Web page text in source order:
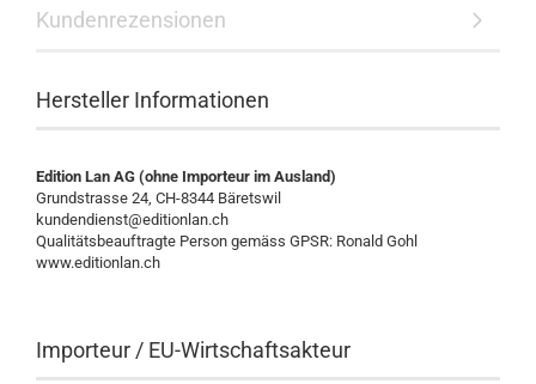
Kundenrezensionen
Hersteller Informationen
Edition Lan AG (ohne Importeur im Ausland)
Grundstrasse 24, CH-8344 Bäretswil
kundendienst@editionlan.ch
Qualitätsbeauftragte Person gemäss GPSR: Ronald Gohl
www.editionlan.ch
Importeur / EU-Wirtschaftsakteur